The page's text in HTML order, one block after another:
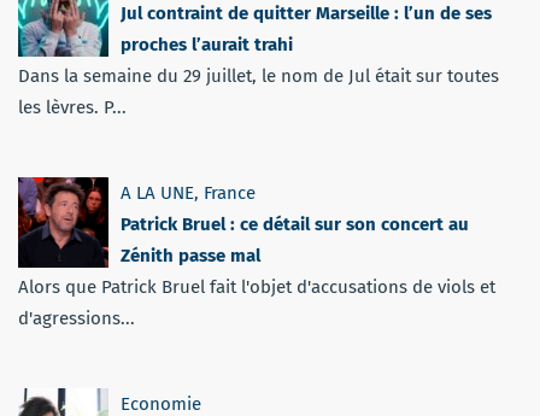
Jul contraint de quitter Marseille : l’un de ses
proches l’aurait trahi
Dans la semaine du 29 juillet, le nom de Jul était sur toutes
les lèvres. P...
A LA UNE, France
Patrick Bruel : ce détail sur son concert au
Zénith passe mal
Alors que Patrick Bruel fait l'objet d'accusations de viols et
d'agressions...
Economie